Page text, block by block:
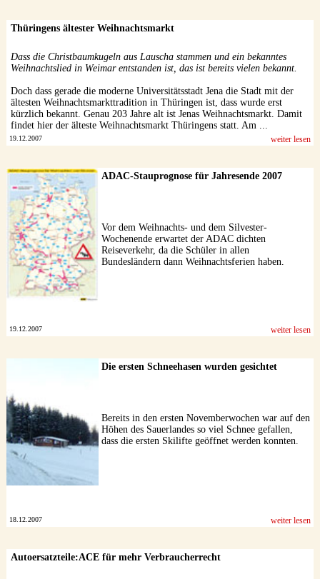
Thüringens ältester Weihnachtsmarkt
Dass die Christbaumkugeln aus Lauscha stammen und ein bekanntes
Weihnachtslied in Weimar entstanden ist, das ist bereits vielen bekannt.
Doch dass gerade die moderne Universitätsstadt Jena die Stadt mit der
ältesten Weihnachtsmarkttradition in Thüringen ist, dass wurde erst
kürzlich bekannt. Genau 203 Jahre alt ist Jenas Weihnachtsmarkt. Damit
findet hier der älteste Weihnachtsmarkt Thüringens statt. Am ...
19.12.2007 weiter lesen
ADAC-Stauprognose für Jahresende 2007
Vor dem Weihnachts- und dem Silvester-
Wochenende erwartet der ADAC dichten
Reiseverkehr, da die Schüler in allen
Bundesländern dann Weihnachtsferien haben.
19.12.2007 weiter lesen
Die ersten Schneehasen wurden gesichtet
Bereits in den ersten Novemberwochen war auf den
Höhen des Sauerlandes so viel Schnee gefallen,
dass die ersten Skilifte geöffnet werden konnten.
18.12.2007 weiter lesen
Autoersatzteile:ACE für mehr Verbraucherrecht